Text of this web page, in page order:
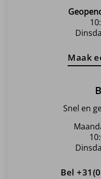
Maak
Snel en
Bel